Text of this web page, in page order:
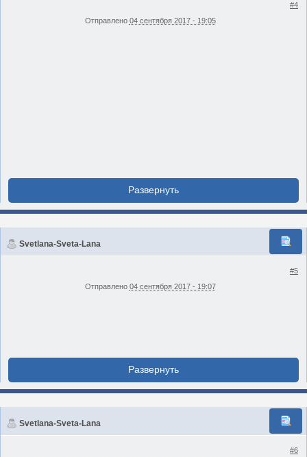
#4
Отправлено 04 сентября 2017 - 19:05
Svetlana-Sveta-Lana
#5
Отправлено 04 сентября 2017 - 19:07
Svetlana-Sveta-Lana
#6